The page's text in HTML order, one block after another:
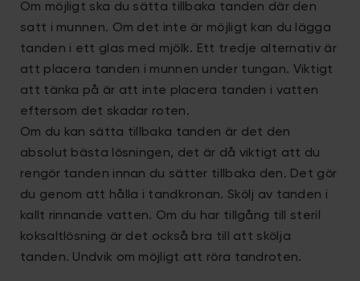
Om möjligt ska du sätta tillbaka tanden där den
satt i munnen. Om det inte är möjligt kan du lägga
tanden i ett glas med mjölk. Ett tredje alternativ är
att placera tanden i munnen under tungan. Viktigt
att tänka på är att inte placera tanden i vatten
eftersom det skadar roten.
Om du kan sätta tillbaka tanden är det den
absolut bästa lösningen, det är då viktigt att du
rengör tanden innan du sätter tillbaka den. Det gör
du genom att hålla i tandkronan. Skölj av tanden i
kallt rinnande vatten. Om du har tillgång till steril
koksaltlösning är det också bra till att skölja
tanden. Undvik om möjligt att röra tandroten.